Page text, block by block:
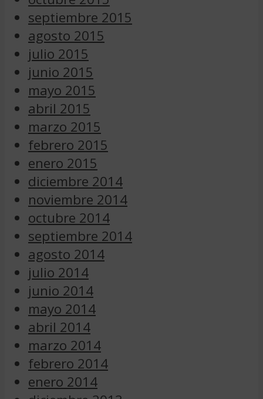
septiembre 2015
agosto 2015
julio 2015
junio 2015
mayo 2015
abril 2015
marzo 2015
febrero 2015
enero 2015
diciembre 2014
noviembre 2014
octubre 2014
septiembre 2014
agosto 2014
julio 2014
junio 2014
mayo 2014
abril 2014
marzo 2014
febrero 2014
enero 2014